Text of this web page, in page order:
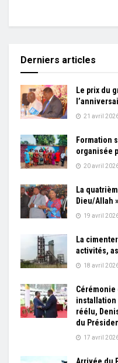
Derniers articles
Le prix du
21 avril
Formation
organisée
20 avril
La
Dieu/Allah
19 avril
La
activités,
18 avril
réélu,
du
17 avril